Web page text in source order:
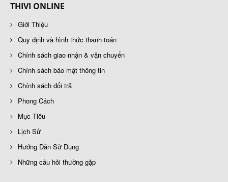
THIVI ONLINE
Giới Thiệu
Quy định và hình thức thanh toán
Chính sách giao nhận & vận chuyển
Chính sách bảo mật thông tin
Chính sách đổi trả
Phong Cách
Mục Tiêu
Lịch Sử
Hướng Dẫn Sử Dụng
Những câu hỏi thường gặp